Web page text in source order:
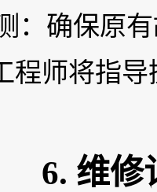
：确保原
程师将指
6. 维修